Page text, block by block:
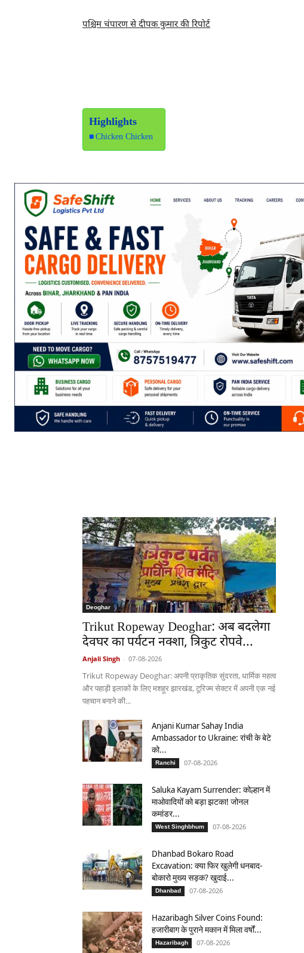
पश्चिम चंपारण से दीपक कुमार की रिपोर्ट
Highlights
Chicken Chicken
Deoghar
Trikut Ropeway Deoghar: अब बदलेगा
देवघर का पर्यटन नक्शा, त्रिकुट रोपवे...
Anjali Singh - 07-08-2026
Trikut Ropeway Deoghar: अपनी प्राकृतिक सुंदरता, धार्मिक महत्व
और पहाड़ी इलाकों के लिए मशहूर झारखंड, टूरिज्म सेक्टर में अपनी एक नई
पहचान बनाने की...
Anjani Kumar Sahay India
Ambassador to Ukraine: रांची के बेटे
को...
Ranchi 07-08-2026
Saluka Kayam Surrender: कोल्हान में
माओवादियों को बड़ा झटका! जोनल
कमांडर...
West Singhbhum 07-08-2026
Dhanbad Bokaro Road
Excavation: क्या फिर खुलेगी धनबाद-
बोकारो मुख्य सड़क? खुदाई...
Dhanbad 07-08-2026
Hazaribagh Silver Coins Found:
हजारीबाग के पुराने मकान में मिला वर्षों...
Hazaribagh 07-08-2026